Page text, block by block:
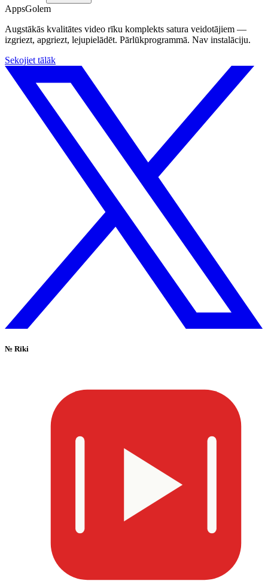
AppsGolem
Augstākās kvalitātes video rīku komplekts satura veidotājiem —
izgriezt, apgriezt, lejupielādēt. Pārlūkprogrammā. Nav instalāciju.
Sekojiet tālāk
№ Rīki